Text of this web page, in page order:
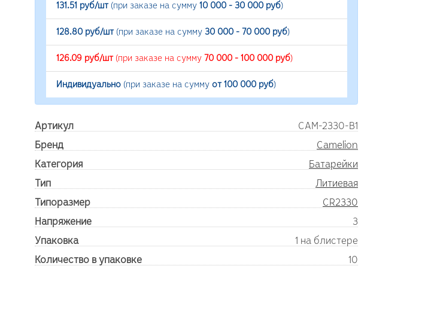
131.51 руб/шт(при заказе на сумму 10 000 - 30 000 руб)
128.80 руб/шт(при заказе на сумму 30 000 - 70 000 руб)
126.09 руб/шт(при заказе на сумму 70 000 - 100 000 руб)
Индивидуально (при заказе на сумму от 100 000 руб)
Артикул
CAM-2330-B1
Бренд
Camelion
Категория
Батарейки
Тип
Литиевая
Типоразмер
CR2330
Напряжение
3
Упаковка
1 на блистере
Количество в упаковке
10